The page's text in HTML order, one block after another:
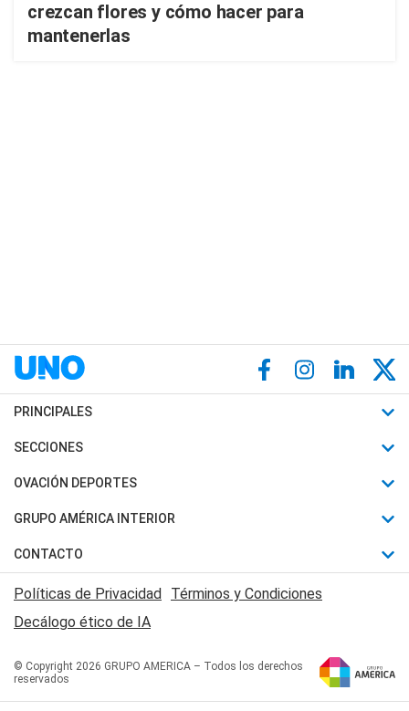
crezcan flores y cómo hacer para
mantenerlas
PRINCIPALES
Últimas Noticias
Política
Judiciales
Economia
SECCIONES
Horóscopo
Motores
Trucos caseros
Series y Películas
Edictos y Solicitadas
OVACIÓN DEPORTES
Fútbol
Mundial
Automovilismo
Rugby
Básquet
GRUPO AMÉRICA INTERIOR
Canal 7 en Vivo
San Juan 8
CONTACTO
Acerca de Nosotros
Contactanos
Políticas de Privacidad Términos y Condiciones
Decálogo ético de IA
© Copyright 2026 GRUPO AMERICA – Todos los derechos
reservados